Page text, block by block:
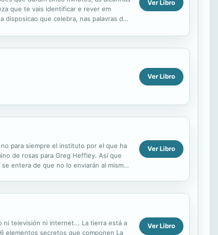
que te vais identificar e rever em
disposicao que celebra, nas palavras da
Ver Libro
Ver Libro
para siempre el instituto por el que ha
de rosas para Greg Heffley. Así que
entera de que no lo enviarán al mismo
Ver Libro
ni televisión ni internet... La tierra está a
elementos secretos que componen La
Ver Libro